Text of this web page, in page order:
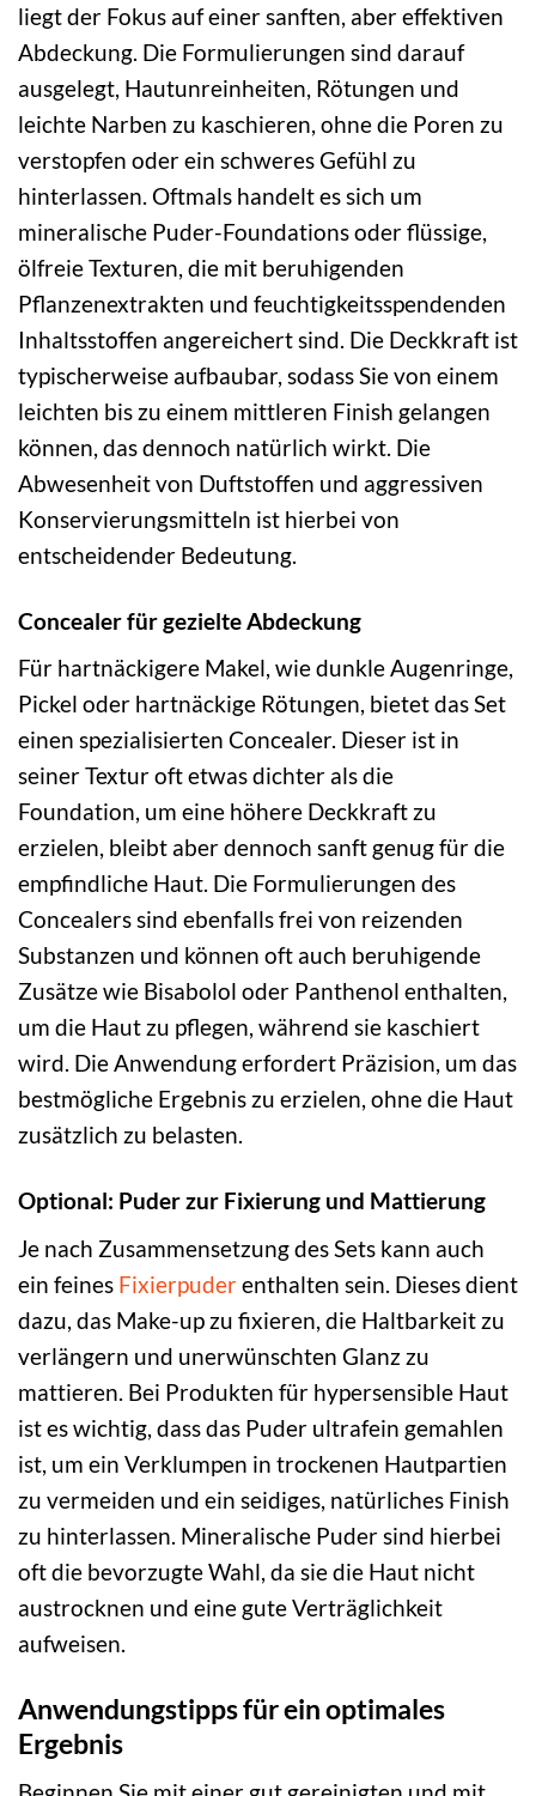
liegt der Fokus auf einer sanften, aber effektiven
Abdeckung. Die Formulierungen sind darauf
ausgelegt, Hautunreinheiten, Rötungen und
leichte Narben zu kaschieren, ohne die Poren zu
verstopfen oder ein schweres Gefühl zu
hinterlassen. Oftmals handelt es sich um
mineralische Puder-Foundations oder flüssige,
ölfreie Texturen, die mit beruhigenden
Pflanzenextrakten und feuchtigkeitsspendenden
Inhaltsstoffen angereichert sind. Die Deckkraft ist
typischerweise aufbaubar, sodass Sie von einem
leichten bis zu einem mittleren Finish gelangen
können, das dennoch natürlich wirkt. Die
Abwesenheit von Duftstoffen und aggressiven
Konservierungsmitteln ist hierbei von
entscheidender Bedeutung.
Concealer für gezielte Abdeckung
Für hartnäckigere Makel, wie dunkle Augenringe,
Pickel oder hartnäckige Rötungen, bietet das Set
einen spezialisierten Concealer. Dieser ist in
seiner Textur oft etwas dichter als die
Foundation, um eine höhere Deckkraft zu
erzielen, bleibt aber dennoch sanft genug für die
empfindliche Haut. Die Formulierungen des
Concealers sind ebenfalls frei von reizenden
Substanzen und können oft auch beruhigende
Zusätze wie Bisabolol oder Panthenol enthalten,
um die Haut zu pflegen, während sie kaschiert
wird. Die Anwendung erfordert Präzision, um das
bestmögliche Ergebnis zu erzielen, ohne die Haut
zusätzlich zu belasten.
Optional: Puder zur Fixierung und Mattierung
Je nach Zusammensetzung des Sets kann auch
ein feines Fixierpuderenthalten sein. Dieses dient
dazu, das Make-up zu fixieren, die Haltbarkeit zu
verlängern und unerwünschten Glanz zu
mattieren. Bei Produkten für hypersensible Haut
ist es wichtig, dass das Puder ultrafein gemahlen
ist, um ein Verklumpen in trockenen Hautpartien
zu vermeiden und ein seidiges, natürliches Finish
zu hinterlassen. Mineralische Puder sind hierbei
oft die bevorzugte Wahl, da sie die Haut nicht
austrocknen und eine gute Verträglichkeit
aufweisen.
Anwendungstipps für ein optimales
Ergebnis